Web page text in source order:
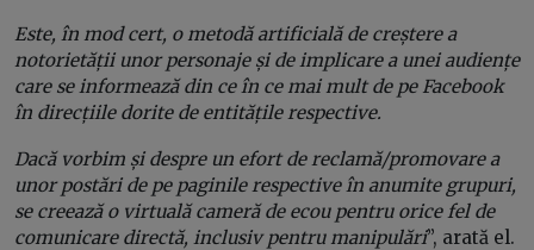
Este, în mod cert, o metodă artificială de creștere a
notorietății unor personaje și de implicare a unei audiențe
care se informează din ce în ce mai mult de pe Facebook
în direcțiile dorite de entitățile respective.
Dacă vorbim și despre un efort de reclamă/promovare a
unor postări de pe paginile respective în anumite grupuri,
se creează o virtuală cameră de ecou pentru orice fel de
comunicare directă, inclusiv pentru manipulări”, arată el.